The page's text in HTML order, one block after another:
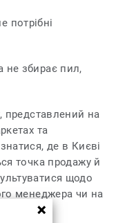
потрібні
не збирає пил,
представлений на
та
де в Києві
точка продажу й
щодо
менеджера чи на